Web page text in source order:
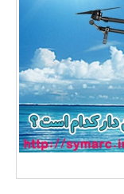
بانک، بیمه و سرمایه
مسکن و ساختمان